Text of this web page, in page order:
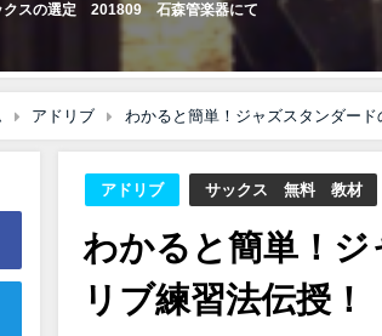
クスの選定 201809 石森管楽器にて
アドリブ わかると簡単！ジャズスタンダー
アドリブ サックス 無料 教材
わかると簡単！
リブ練習法伝授！